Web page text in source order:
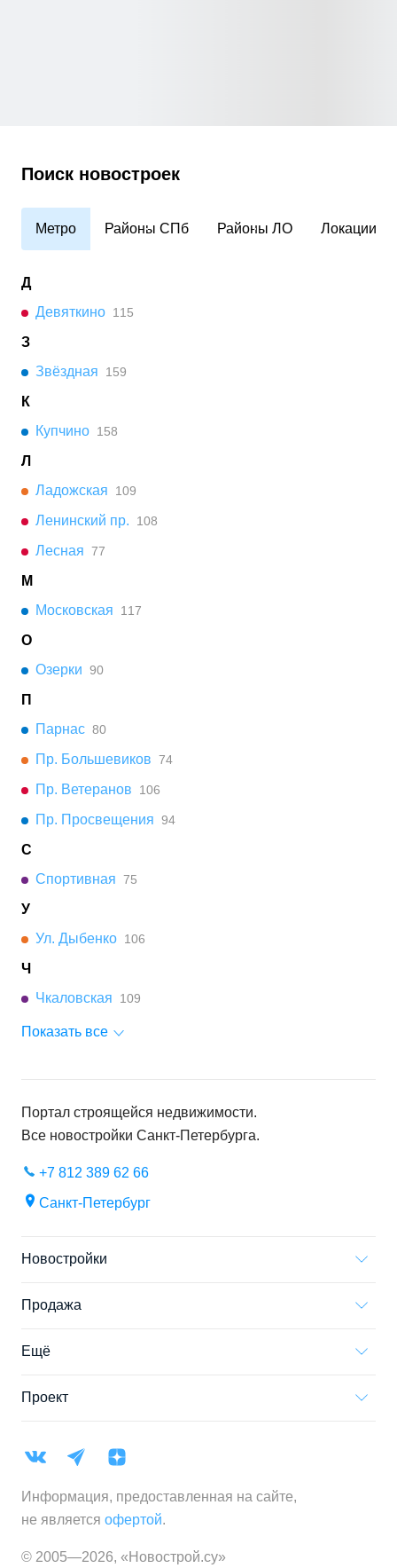
Поиск новостроек
Метро Районы СПб Районы ЛО Локации
Д
Девяткино 115
З
Звёздная
159
К
Купчино 158
Л
Ладожская
109
Ленинский пр. 108
Лесная 77
М
Московская
117
О
Озерки 90
П
Парнас 80
Пр. Большевиков 74
Пр. Ветеранов 106
Пр. Просвещения 94
С
Спортивная 75
У
Ул. Дыбенко 106
Ч
Чкаловская
109
Показать все
Портал строящейся недвижимости.
Все новостройки Санкт-Петербурга.
+7 812 389 62 66
Санкт-Петербург
Новостройки
Продажа
Ещё
Проект
Информация, предоставленная на сайте,
не является офертой.
© 2005—2026, «Новострой.су»